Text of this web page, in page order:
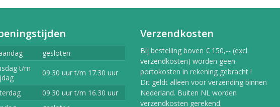
gesloten
t/m
09.30 uur t/m 17.30 uur
09.30 uur t/m 16.30 uur
Verzendkosten
Bij bestelling boven € 150,-- (excl.
verzendkosten) worden geen
portokosten in rekening gebracht !
Dit geldt alleen voor verzending binnen
Nederland. Buiten NL worden
verzendkosten gerekend.